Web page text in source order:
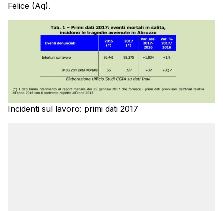
Felice (Aq).
Incidenti sul lavoro: primi dati 2017